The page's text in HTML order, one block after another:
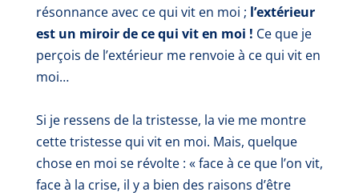
résonnance avec ce qui vit en moi ; l’extérieur
est un miroir de ce qui vit en moi ! Ce que je
perçois de l’extérieur me renvoie à ce qui vit en
moi…
Si je ressens de la tristesse, la vie me montre
cette tristesse qui vit en moi. Mais, quelque
chose en moi se révolte : « face à ce que l’on vit,
face à la crise, il y a bien des raisons d’être